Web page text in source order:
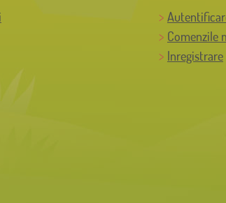
Comenzile
Inregistrare